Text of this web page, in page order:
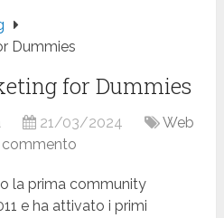
Dummies
for Dummies
21/03/2024
Web
commento
la prima community
e ha attivato i primi